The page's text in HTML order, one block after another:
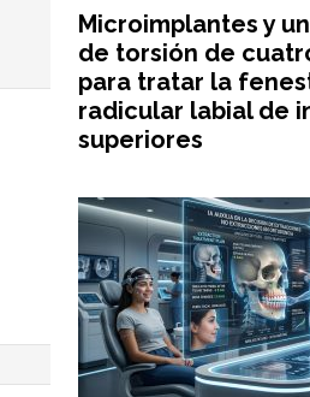
Microimplantes y
de torsión de
para tratar la
radicular labial de
superiores